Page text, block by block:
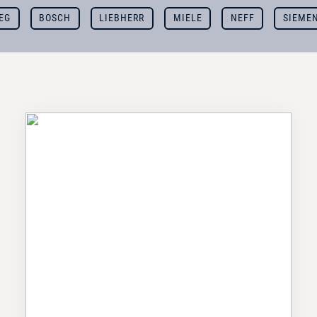
BOSCH LIEBHERR MIELE NEFF